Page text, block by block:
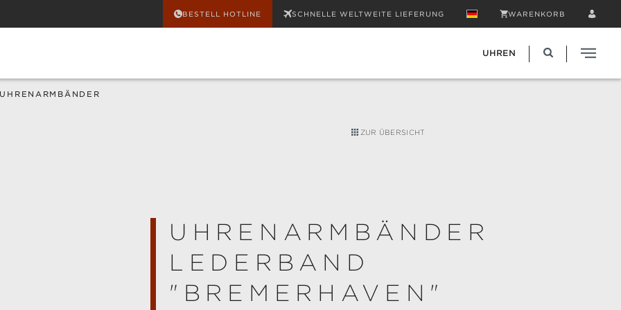
BESTELL HOTLINE SCHNELLE WELTWEITE LIEFERUNG WARENKORB
UHREN
UHRENARMBÄNDER
ZUR ÜBERSICHT
UHRENARMBÄNDER
LEDERBAND
"BREMERHAVEN"